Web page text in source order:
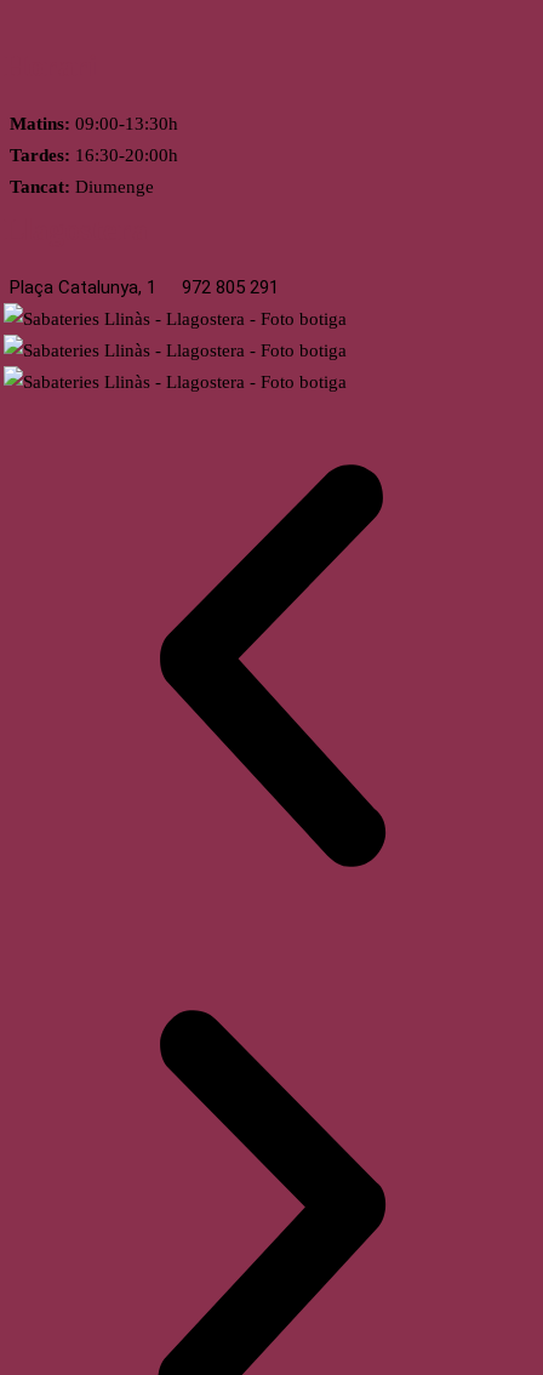
Matins: 09:00-13:30h
Tardes: 16:30-20:00h
Tancat: Diumenge
Plaça Catalunya, 1 972 805 291